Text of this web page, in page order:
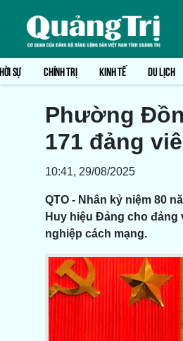
SỰ CHÍNH TRỊ KINH TẾ DU LỊCH
Phường
171 đảng
10:41, 29/08/2025
QTO - Nhân kỷ niệm 80
Huy hiệu Đảng cho
nghiệp cách mạng.